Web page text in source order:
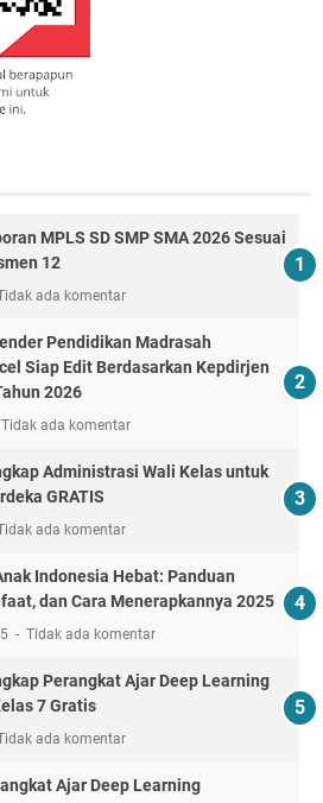
MPLS SD SMP SMA 2026 Sesuai
12
ada komentar
Pendidikan Madrasah
Siap Edit Berdasarkan Kepdirjen
2026
Tidak ada komentar
Administrasi Wali Kelas untuk
GRATIS
ada komentar
Indonesia Hebat: Panduan
dan Cara Menerapkannya 2025
Tidak ada komentar
Perangkat Ajar Deep Learning
7 Gratis
ada komentar
Ajar Deep Learning